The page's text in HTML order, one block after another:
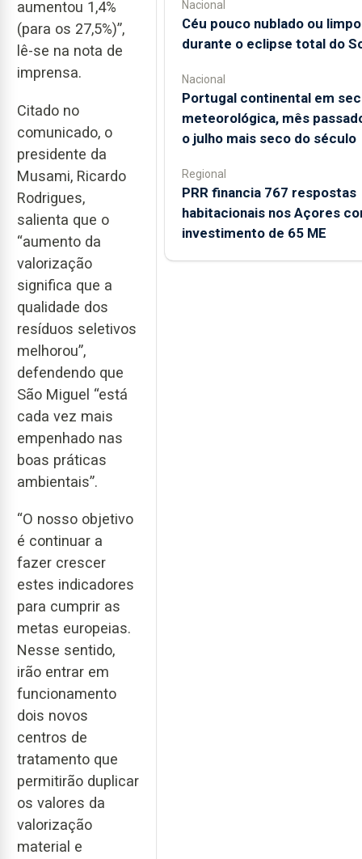
aumentou 1,4%
(para os 27,5%)”,
lê-se na nota de
imprensa.
Citado no
comunicado, o
presidente da
Musami, Ricardo
Rodrigues,
salienta que o
“aumento da
valorização
significa que a
qualidade dos
resíduos seletivos
melhorou”,
defendendo que
São Miguel “está
cada vez mais
empenhado nas
boas práticas
ambientais”.
“O nosso objetivo
é continuar a
fazer crescer
estes indicadores
para cumprir as
metas europeias.
Nesse sentido,
irão entrar em
funcionamento
dois novos
centros de
tratamento que
permitirão duplicar
os valores da
valorização
material e
Nacional
Céu pouco nublado ou limpo
durante o eclipse total do
Nacional
Portugal continental em
meteorológica, mês
o julho mais seco do século
Regional
PRR financia 767 respostas
habitacionais nos Açores
investimento de 65 ME